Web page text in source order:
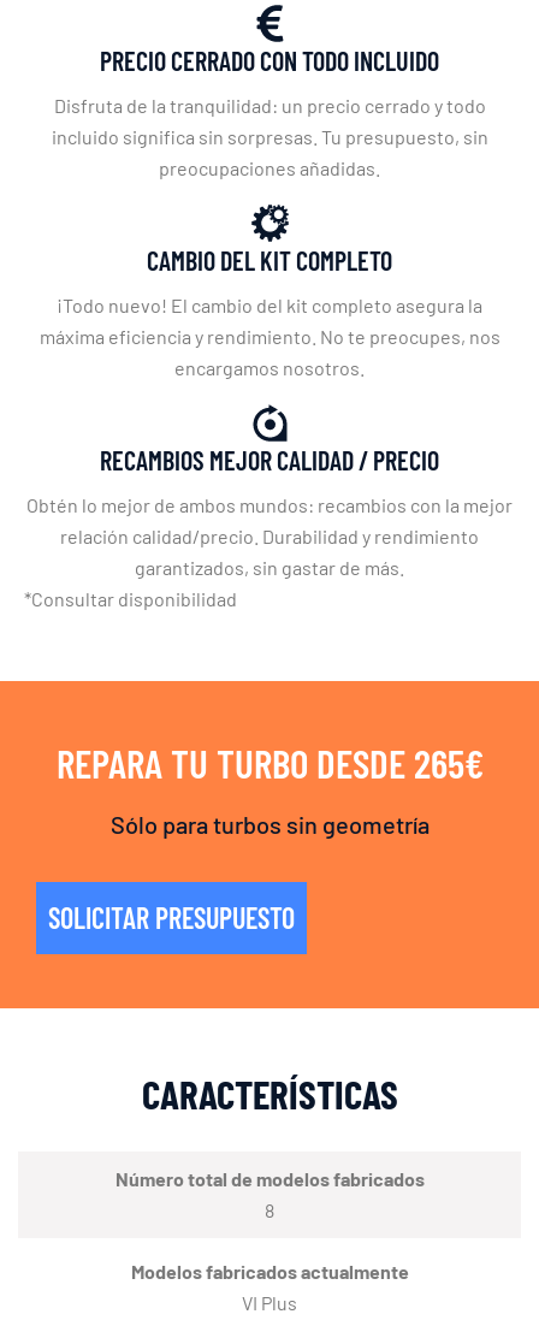
PRECIO CERRADO CON TODO INCLUIDO
Disfruta de la tranquilidad: un precio cerrado y todo
incluido significa sin sorpresas. Tu presupuesto, sin
preocupaciones añadidas.
CAMBIO DEL KIT COMPLETO
¡Todo nuevo! El cambio del kit completo asegura la
máxima eficiencia y rendimiento. No te preocupes, nos
encargamos nosotros.
RECAMBIOS MEJOR CALIDAD / PRECIO
Obtén lo mejor de ambos mundos: recambios con la mejor
relación calidad/precio. Durabilidad y rendimiento
garantizados, sin gastar de más.
*Consultar disponibilidad
REPARA TU TURBO DESDE 265€
Sólo para turbos sin geometría
SOLICITAR PRESUPUESTO
CARACTERÍSTICAS
Número total de modelos fabricados
8
Modelos fabricados actualmente
VI Plus